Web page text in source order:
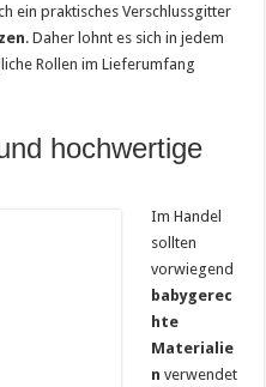
ein praktisches Verschlussgitter
. Daher lohnt es sich in jedem
Rollen im Lieferumfang
hochwertige
Im Handel
sollten
vorwiegend
babygerec
hte
Materialie
n verwendet